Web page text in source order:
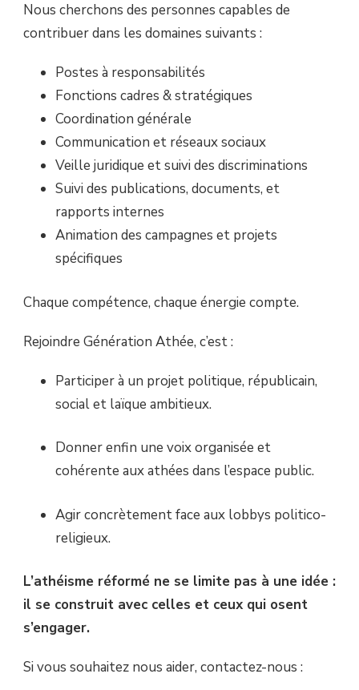
Nous cherchons des personnes capables de
contribuer dans les domaines suivants :
Postes à responsabilités
Fonctions cadres & stratégiques
Coordination générale
Communication et réseaux sociaux
Veille juridique et suivi des discriminations
Suivi des publications, documents, et
rapports internes
Animation des campagnes et projets
spécifiques
Chaque compétence, chaque énergie compte.
Rejoindre Génération Athée, c’est :
Participer à un projet politique, républicain,
social et laïque ambitieux.
Donner enfin une voix organisée et
cohérente aux athées dans l’espace public.
Agir concrètement face aux lobbys politico-
religieux.
L’athéisme réformé ne se limite pas à une idée :
il se construit avec celles et ceux qui osent
s’engager.
Si vous souhaitez nous aider, contactez-nous :